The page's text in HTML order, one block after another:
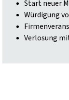
Start neuer
Würdigung
Verlosung